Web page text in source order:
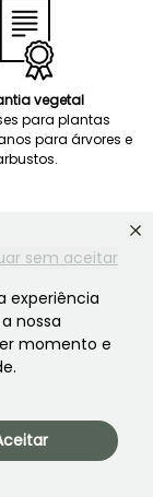
sem aceitar
experiência
nossa
momento e
vegetal
para plantas
para árvores e